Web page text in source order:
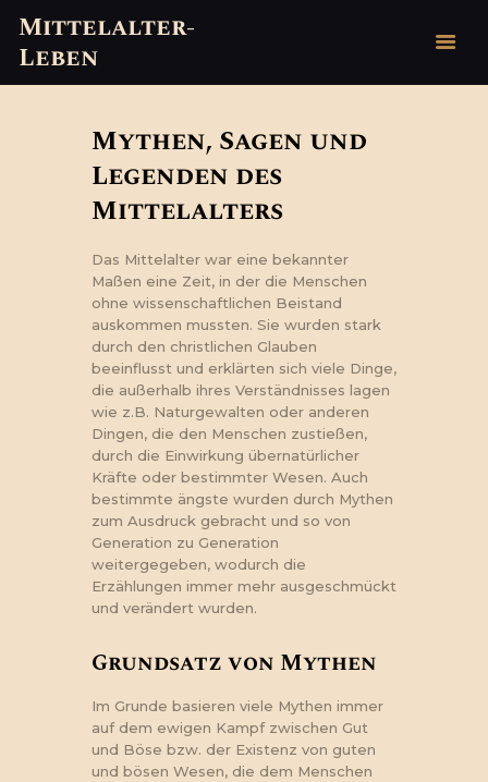
Mittelalter-
Leben
HOME
GESCHICHTE
VERANSTALTUNGEN
2026
VEREINE
BLOG
KONTAKT/
IMPRESSUM
Mythen, Sagen und
Legenden des
Mittelalters
Das Mittelalter war eine bekannter
Maßen eine Zeit, in der die Menschen
ohne wissenschaftlichen Beistand
auskommen mussten. Sie wurden stark
durch den christlichen Glauben
beeinflusst und erklärten sich viele Dinge,
die außerhalb ihres Verständnisses lagen
wie z.B. Naturgewalten oder anderen
Dingen, die den Menschen zustießen,
durch die Einwirkung übernatürlicher
Kräfte oder bestimmter Wesen. Auch
bestimmte ängste wurden durch Mythen
zum Ausdruck gebracht und so von
Generation zu Generation
weitergegeben, wodurch die
Erzählungen immer mehr ausgeschmückt
und verändert wurden.
Grundsatz von Mythen
Im Grunde basieren viele Mythen immer
auf dem ewigen Kampf zwischen Gut
und Böse bzw. der Existenz von guten
und bösen Wesen, die dem Menschen